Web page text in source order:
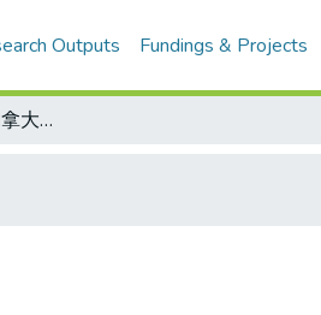
Outputs Fundings & Projects
老美夢幻又成噩夢 加拿大以小博大奇兵致勝 超豪華投打美軍 顏面掃地/老墨扁南非出氣/日本熱身 棒打水手 上原浩治五局6K王貞治滿意極了/墨、加戰 美人提心吊膽 墨贏 加輸兩分(含內 美國也就拜拜/義大利一日行情 慘遭委內瑞拉投手群完封/南韓隊不敵皇家/波多黎各連勝 朝第二輪挺進/小蝦米扳倒大鯨魚/紅色閃電亮相差強人意 遭遇巴拿馬頑強抵抗 延長11局才拿下首勝